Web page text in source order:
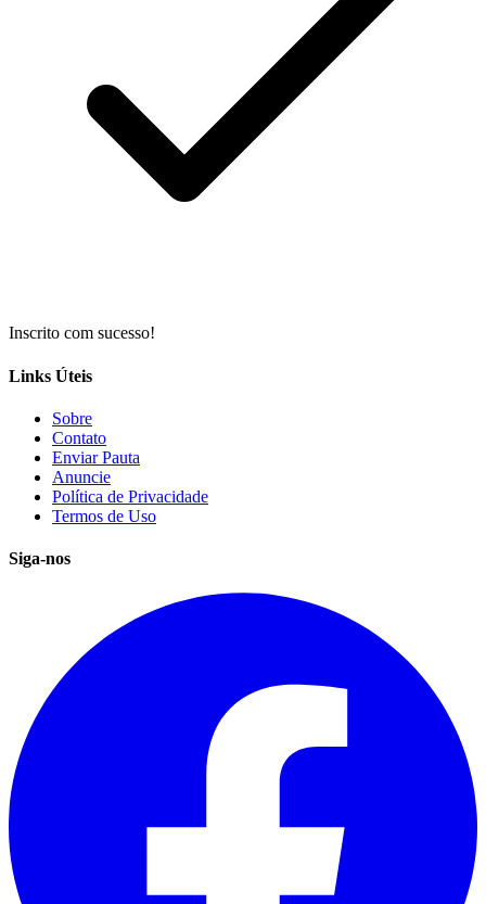
Inscrito com sucesso!
Links Úteis
Sobre
Contato
Enviar Pauta
Anuncie
Política de Privacidade
Termos de Uso
Siga-nos